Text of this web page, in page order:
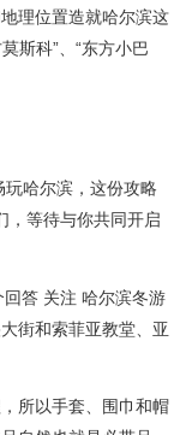
理位置造就哈尔滨这
斯科”、“东方小巴
哈尔滨，这份攻略
，等待与你共同开启
答 关注 哈尔滨冬游
街和索菲亚教堂、亚
所以手套、围巾和帽